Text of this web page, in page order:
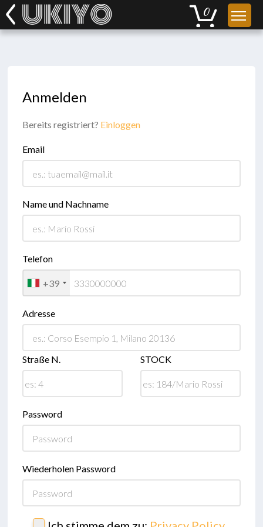
Anmelden
Bereits registriert? Einloggen
Email
Name und Nachname
Telefon
+39
Adresse
Straße N. STOCK
Password
Wiederholen Password